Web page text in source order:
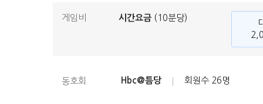
게임비 시간요금 (10분당)
동호회 Hbc@틈당 회원수 26명